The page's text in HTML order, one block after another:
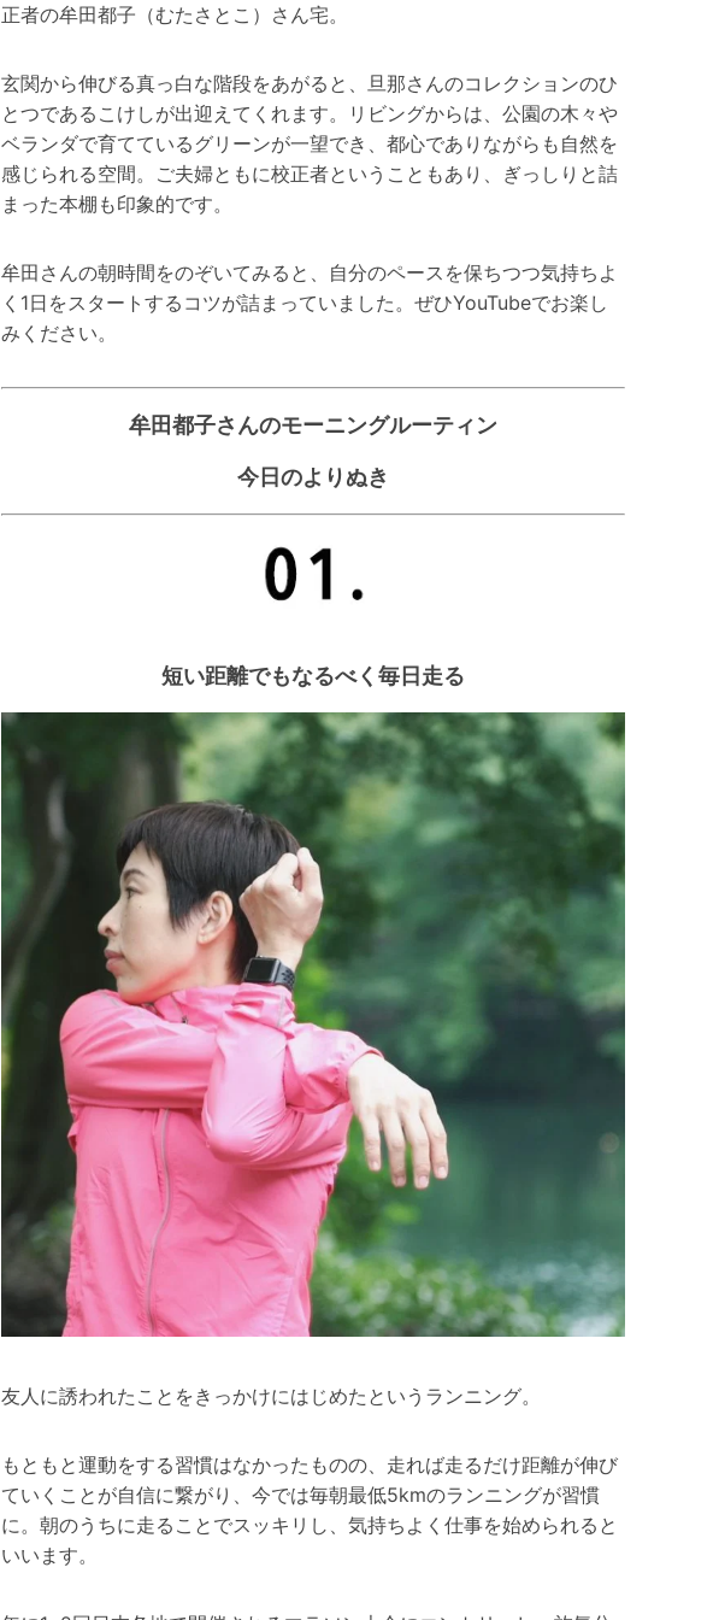
正者の牟田都子（むたさとこ）さん宅。
玄関から伸びる真っ白な階段をあがると、旦那さんのコレクションのひ
とつであるこけしが出迎えてくれます。リビングからは、公園の木々や
ベランダで育てているグリーンが一望でき、都心でありながらも自然を
感じられる空間。ご夫婦ともに校正者ということもあり、ぎっしりと詰
まった本棚も印象的です。
牟田さんの朝時間をのぞいてみると、自分のペースを保ちつつ気持ちよ
く1日をスタートするコツが詰まっていました。ぜひYouTubeでお楽し
みください。
牟田都子さんのモーニングルーティン
今日のよりぬき
短い距離でもなるべく毎日走る
友人に誘われたことをきっかけにはじめたというランニング。
もともと運動をする習慣はなかったものの、走れば走るだけ距離が伸び
ていくことが自信に繋がり、今では毎朝最低5kmのランニングが習慣
に。 朝のうちに走ることでスッキリし、気持ちよく仕事を始められると
いいます。